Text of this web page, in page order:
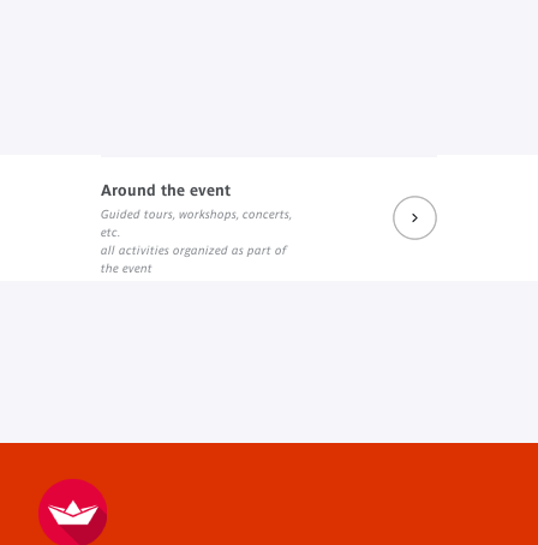
Around the event
Guided tours, workshops, concerts,
etc.
all activities organized as part of
the event